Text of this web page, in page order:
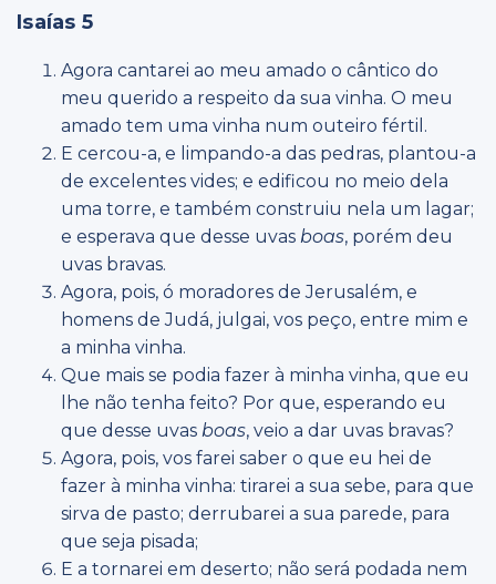
Isaías 5
Agora cantarei ao meu amado o cântico do
meu querido a respeito da sua vinha. O meu
amado tem uma vinha num outeiro fértil.
E cercou-a, e limpando-a das pedras, plantou-a
de excelentes vides; e edificou no meio dela
uma torre, e também construiu nela um lagar;
e esperava que desse uvas boas, porém deu
uvas bravas.
Agora, pois, ó moradores de Jerusalém, e
homens de Judá, julgai, vos peço, entre mim e
a minha vinha.
Que mais se podia fazer à minha vinha, que eu
lhe não tenha feito? Por que, esperando eu
que desse uvas boas, veio a dar uvas bravas?
Agora, pois, vos farei saber o que eu hei de
fazer à minha vinha: tirarei a sua sebe, para que
sirva de pasto; derrubarei a sua parede, para
que seja pisada;
E a tornarei em deserto; não será podada nem